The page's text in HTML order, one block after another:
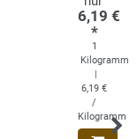
6,19 €
*
1
Kilogramm
|
6,19 €
/
Kilogramm